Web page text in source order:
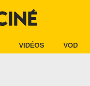
VIDÉOS VOD